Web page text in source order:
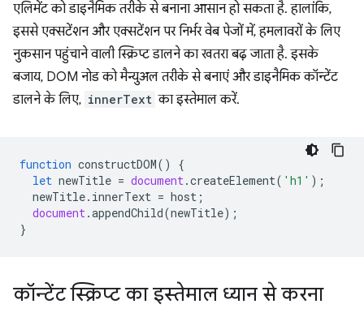
एलिमेंट को डाइनैमिक तरीके से बनाना आसान हो सकता है. हालांकि,
इससे एक्सटेंशन और एक्सटेंशन पर निर्भर वेब पेजों में, हमलावरों के लिए
नुकसान पहुंचाने वाली स्क्रिप्ट डालने का खतरा बढ़ जाता है. इसके
बजाय, DOM नोड को मैन्युअल तरीके से बनाएं और डाइनैमिक कॉन्टेंट
डालने के लिए, innerText का इस्तेमाल करें.
function constructDOM()
{
let newTitle = document.createElement( 'h1' );
newTitle. innerText = host ;
document.appendChild(newTitle);
}
कॉन्टेंट स्क्रिप्ट का इस्तेमाल ध्यान से करना